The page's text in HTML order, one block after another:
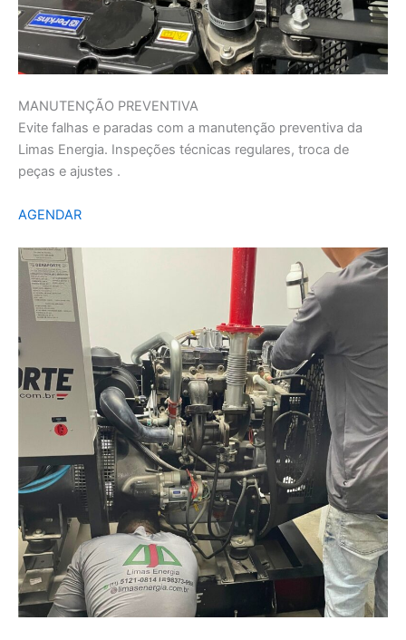
MANUTENÇÃO PREVENTIVA
Evite falhas e paradas com a manutenção preventiva da
Limas Energia. Inspeções técnicas regulares, troca de
peças e ajustes .
AGENDAR